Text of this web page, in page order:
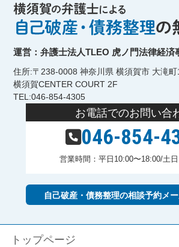
運営：弁護士法人TLEO 虎ノ門法律経済
住所:〒238-0008 神奈川県 横須賀市 大滝
横須賀CENTER COURT 2F
TEL:046-854-4305
お電話でのお問い合
046-854-
営業時間：平日10:00〜18:00/土
自己破産・債務整理の相談予約メ
トップページ